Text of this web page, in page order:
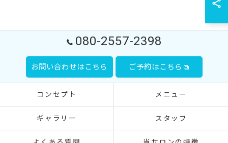
080-2557-2398
お問い合わせはこちら ご予約はこちら
コンセプト メニュー
ギャラリー スタッフ